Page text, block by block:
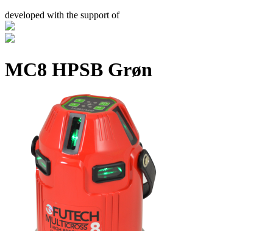
developed with the support of
MC8 HPSB Grøn